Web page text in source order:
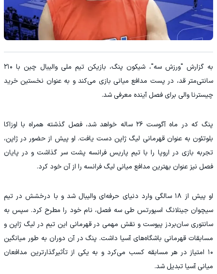
به گزارش "ورزش سه"، شیکون پنگ، بازیکن تیم ملی والیبال چین با ۲۱۰
سانتی‌متر قد، در پست مدافع میانی بازی می‌کند و به عنوان نخستین خرید
چیسترنا والی برای فصل آینده معرفی شد.
پنگ که در ماه آگوست ۲۶ ساله خواهد شد، فصل گذشته همراه با اوزاکا
بلوتئون به عنوان قهرمانی لیگ ژاپن دست یافت. او پیش از حضور در ژاپن،
تجربه بازی در اروپا را با تیم پاریس فرانسه پشت سر گذاشت و در پایان
فصل نیز عنوان بهترین مدافع میانی لیگ فرانسه را از آن خود کرد.
او پیش از ۱۸ سالگی وارد دنیای حرفه‌ای والیبال شد و با درخشش در تیم
سیچوان جینلانگ اسپورتس طی سه فصل، نام خود را مطرح کرد. سپس به
سانتوری سان‌بردز پیوست و نقش مهمی در قهرمانی این تیم در لیگ ژاپن و
مسابقات قهرمانی باشگاه‌های آسیا داشت. پنگ در آن دوران به طور میانگین
۱۰ امتیاز در هر مسابقه کسب می‌کرد و به یکی از تأثیرگذارترین مدافعان
میانی آسیا تبدیل شد.